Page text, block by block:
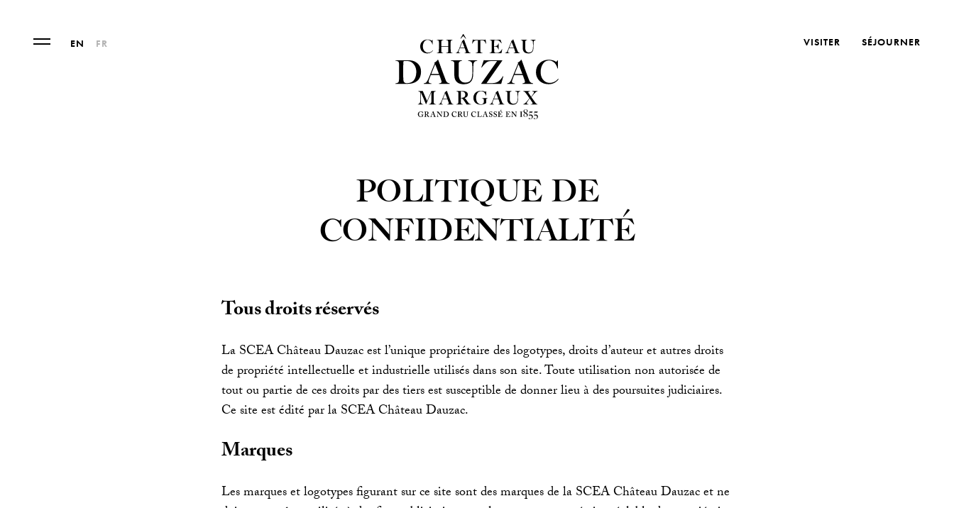
EN FR VISITER SÉJOURNER
POLITIQUE DE
CONFIDENTIALITÉ
Tous droits réservés
La SCEA Château Dauzac est l’unique propriétaire des logotypes, droits d’auteur et autres droits
de propriété intellectuelle et industrielle utilisés dans son site. Toute utilisation non autorisée de
tout ou partie de ces droits par des tiers est susceptible de donner lieu à des poursuites judiciaires.
Ce site est édité par la SCEA Château Dauzac.
Marques
Les marques et logotypes figurant sur ce site sont des marques de la SCEA Château Dauzac et ne